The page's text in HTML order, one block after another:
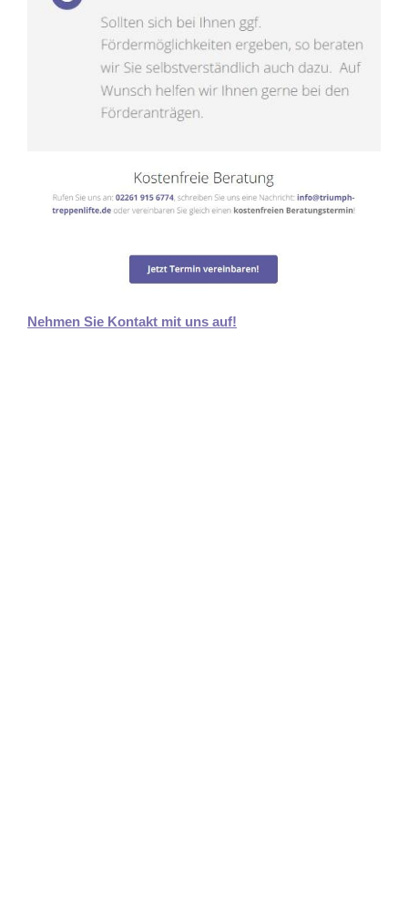
Nehmen Sie Kontakt mit uns auf!